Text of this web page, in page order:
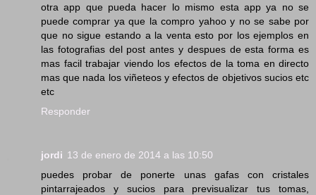
otra app que pueda hacer lo mismo esta app ya no se
puede comprar ya que la compro yahoo y no se sabe por
que no sigue estando a la venta esto por los ejemplos en
las fotografias del post antes y despues de esta forma es
mas facil trabajar viendo los efectos de la toma en directo
mas que nada los viñeteos y efectos de objetivos sucios etc
etc
Responder
jordi 13 de enero de 2014 a las 10:50
puedes probar de ponerte unas gafas con cristales
pintarrajeados y sucios para previsualizar tus tomas,